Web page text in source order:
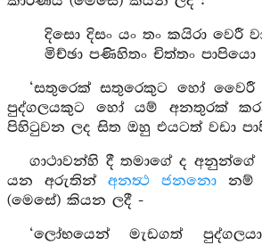
දිසො දිසං යං තං කයිරා වෙරී
මිච්ඡා පණිහිතං චිත්තං
‘සතුරෙක් සතුරෙකුට හෝ
පුද්ගලයකුට හෝ යම් අනතුරක්
පිහිටුවන ලද සිත ඔහු එයටත් වඩා
ගාථාවන්හි දී තමාගේ ද
යන අරුතින් අනත්‍ථ ජනනො නම්
(මෙසේ) කියන ලදී -
‘ලෝභයෙන් මැඩගත්